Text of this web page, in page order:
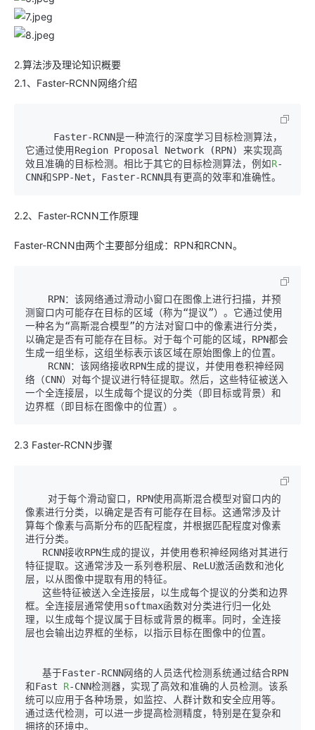
2.算法涉及理论知识概要
2.1、Faster-RCNN网络介绍
它通过使用Region Proposal Network (RPN) 来实现高
效且准确的目标检测。相比于其它的目标检测算法，例如R-
2.2、Faster-RCNN工作原理
Faster-RCNN由两个主要部分组成：RPN和RCNN。
测窗口内可能存在目标的区域（称为“提议”）。它通过使用
一种名为“高斯混合模型”的方法对窗口中的像素进行分类，
以确定是否有可能存在目标。对于每个可能的区域，RPN都会
生成一组坐标，这组坐标表示该区域在原始图像上的位置。
络（CNN）对每个提议进行特征提取。然后，这些特征被送入
一个全连接层，以生成每个提议的分类（即目标或背景）和
2.3 Faster-RCNN步骤
像素进行分类，以确定是否有可能存在目标。这通常涉及计
算每个像素与高斯分布的匹配程度，并根据匹配程度对像素
进行分类。
特征提取。这通常涉及一系列卷积层、ReLU激活函数和池化
层，以从图像中提取有用的特征。
框。全连接层通常使用softmax函数对分类进行归一化处
理，以生成每个提议属于目标或背景的概率。同时，全连接
层也会输出边界框的坐标，以指示目标在图像中的位置。
和Fast R-CNN检测器，实现了高效和准确的人员检测。该系
统可以应用于各种场景，如监控、人群计数和安全应用等。
通过迭代检测，可以进一步提高检测精度，特别是在复杂和